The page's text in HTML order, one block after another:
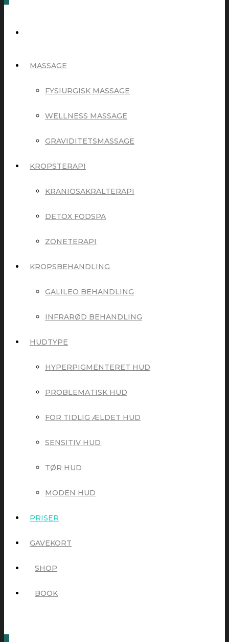
MASSAGE
FYSIURGISK MASSAGE
WELLNESS MASSAGE
GRAVIDITETSMASSAGE
KROPSTERAPI
KRANIOSAKRALTERAPI
DETOX FODSPA
ZONETERAPI
KROPSBEHANDLING
GALILEO BEHANDLING
INFRARØD BEHANDLING
HUDTYPE
HYPERPIGMENTERET HUD
PROBLEMATISK HUD
FOR TIDLIG ÆLDET HUD
SENSITIV HUD
TØR HUD
MODEN HUD
PRISER
GAVEKORT
SHOP
BOOK